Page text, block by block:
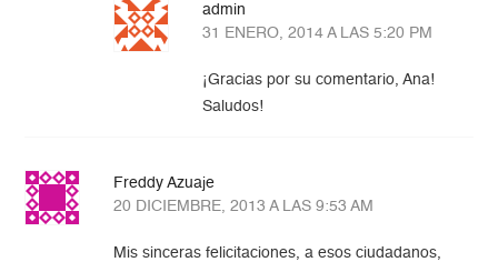
admin
31 ENERO, 2014 A LAS 5:20 PM
¡Gracias por su comentario, Ana!
Saludos!
Freddy Azuaje
20 DICIEMBRE, 2013 A LAS 9:53 AM
Mis sinceras felicitaciones, a esos ciudadanos,